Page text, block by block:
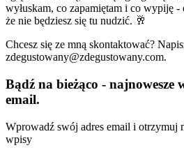
wyłuskam, co zapamiętam i co wypiję
że nie będziesz się tu nudzić. 🥂
Chcesz się ze mną skontaktować?
zdegustowany@zdegustowany.com.
Bądź na bieżąco - najnowesze
email.
Wprowadź swój adres email i otrzymuj
wpisy